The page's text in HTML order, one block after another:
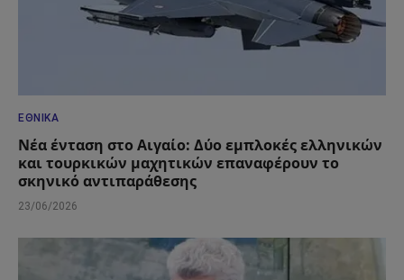
ΕΘΝΙΚΆ
Νέα ένταση στο Αιγαίο: Δύο εμπλοκές ελληνικών
και τουρκικών μαχητικών επαναφέρουν το
σκηνικό αντιπαράθεσης
23/06/2026